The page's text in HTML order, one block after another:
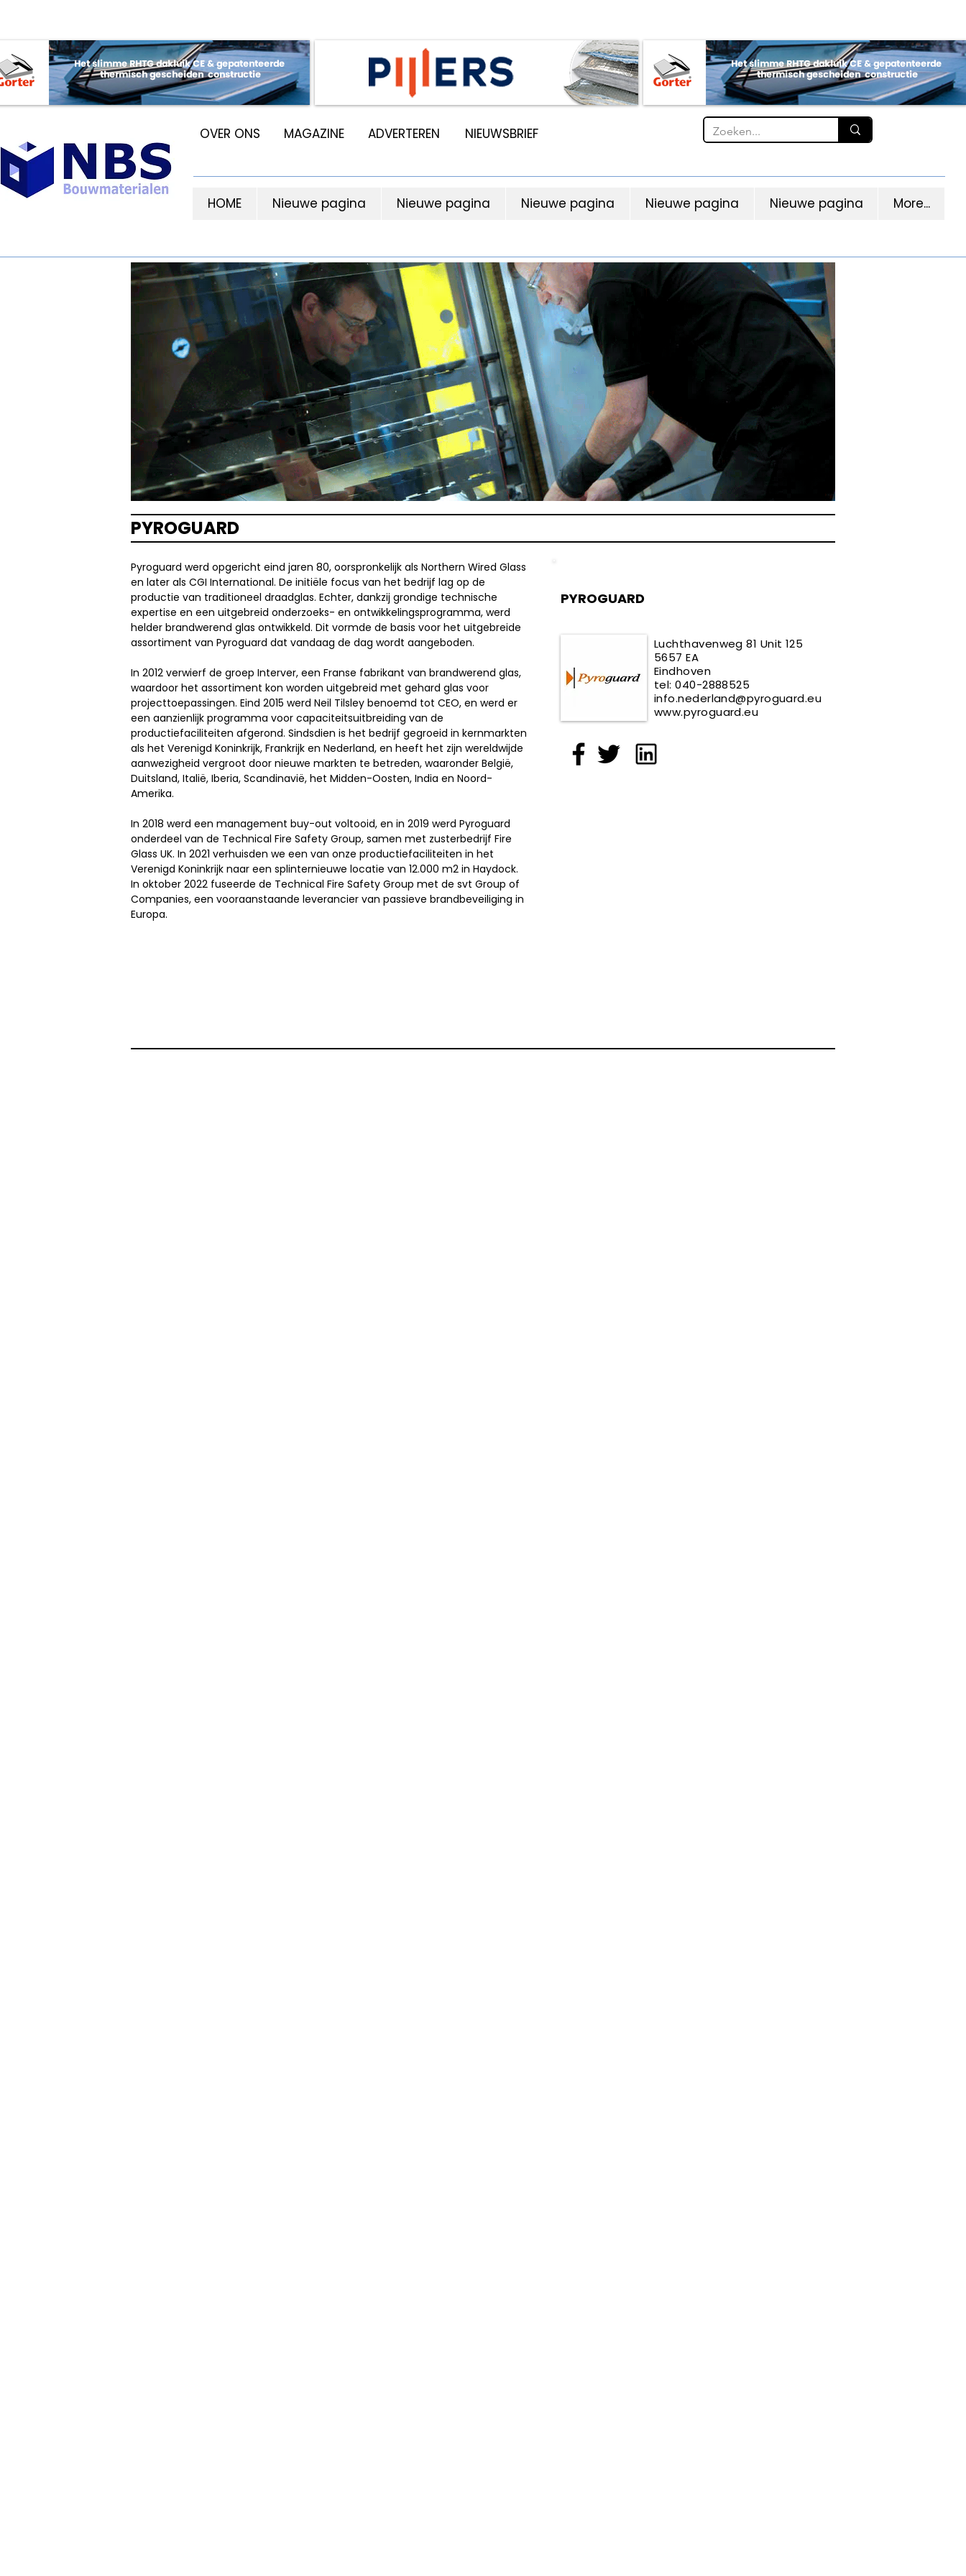
OVER ONS MAGAZINE ADVERTEREN NIEUWSBRIEF
HOME Nieuwe pagina Nieuwe pagina Nieuwe pagina Nieuwe pagina Nieuwe pagina More...
PYROGUARD
Pyroguard werd opgericht eind jaren 80, oorspronkelijk als Northern Wired Glass
en later als CGI International. De initiële focus van het bedrijf lag op de
productie van traditioneel draadglas. Echter, dankzij grondige technische
expertise en een uitgebreid onderzoeks- en ontwikkelingsprogramma, werd
helder brandwerend glas ontwikkeld. Dit vormde de basis voor het uitgebreide
assortiment van Pyroguard dat vandaag de dag wordt aangeboden.
In 2012 verwierf de groep Interver, een Franse fabrikant van brandwerend glas,
waardoor het assortiment kon worden uitgebreid met gehard glas voor
projecttoepassingen. Eind 2015 werd Neil Tilsley benoemd tot CEO, en werd er
een aanzienlijk programma voor capaciteitsuitbreiding van de
productiefaciliteiten afgerond. Sindsdien is het bedrijf gegroeid in kernmarkten
als het Verenigd Koninkrijk, Frankrijk en Nederland, en heeft het zijn wereldwijde
aanwezigheid vergroot door nieuwe markten te betreden, waaronder België,
Duitsland, Italië, Iberia, Scandinavië, het Midden-Oosten, India en Noord-
Amerika.
In 2018 werd een management buy-out voltooid, en in 2019 werd Pyroguard
onderdeel van de Technical Fire Safety Group, samen met zusterbedrijf Fire
Glass UK. In 2021 verhuisden we een van onze productiefaciliteiten in het
Verenigd Koninkrijk naar een splinternieuwe locatie van 12.000 m2 in Haydock.
In oktober 2022 fuseerde de Technical Fire Safety Group met de svt Group of
Companies, een vooraanstaande leverancier van passieve brandbeveiliging in
Europa.
PYROGUARD
Luchthavenweg 81 Unit 125
5657 EA
Eindhoven
tel: 040-2888525
info.nederland@pyroguard.eu
www.pyroguard.eu